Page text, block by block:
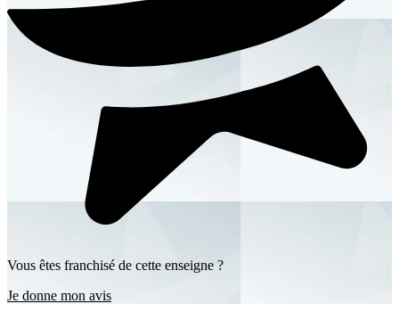
Vous êtes franchisé de cette enseigne ?
Je donne mon avis